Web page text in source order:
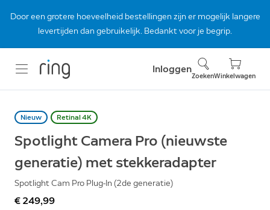
Door een grotere hoeveelheid bestellingen zijn er mogelijk langere
levertijden dan gebruikelijk. Bedankt voor je begrip.
Inloggen
ZoekenWinkelwagen
Nieuw Retinal 4K
Spotlight Camera Pro (nieuwste
generatie) met stekkeradapter
Spotlight Cam Pro Plug-In (2de generatie)
€ 249,99